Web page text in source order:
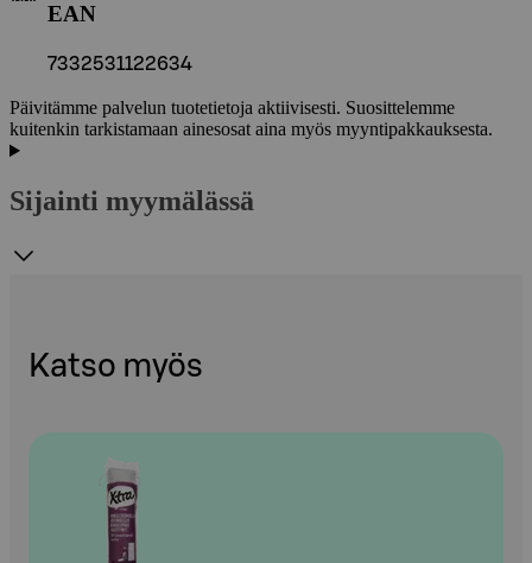
EAN
7332531122634
Päivitämme palvelun tuotetietoja aktiivisesti. Suosittelemme
kuitenkin tarkistamaan ainesosat aina myös myyntipakkauksesta.
Sijainti myymälässä
Katso myös